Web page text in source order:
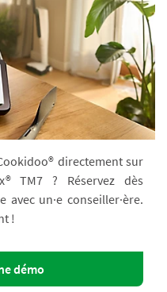
directement sur
TM7 ? Réservez dès
un·e conseiller·ère.
!
démo